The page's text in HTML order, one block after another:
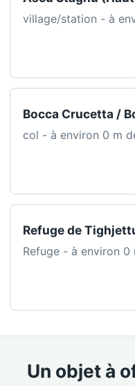
village/station - à
Bocca Crucetta /
col - à environ 0 m
Refuge de
Refuge - à environ 0
Un objet à